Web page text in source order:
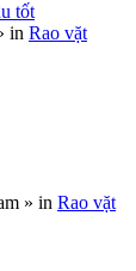
tốt
in Rao vặt
» in Rao vặt